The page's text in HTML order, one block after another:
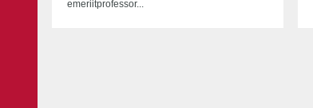
emeriitprofessor...